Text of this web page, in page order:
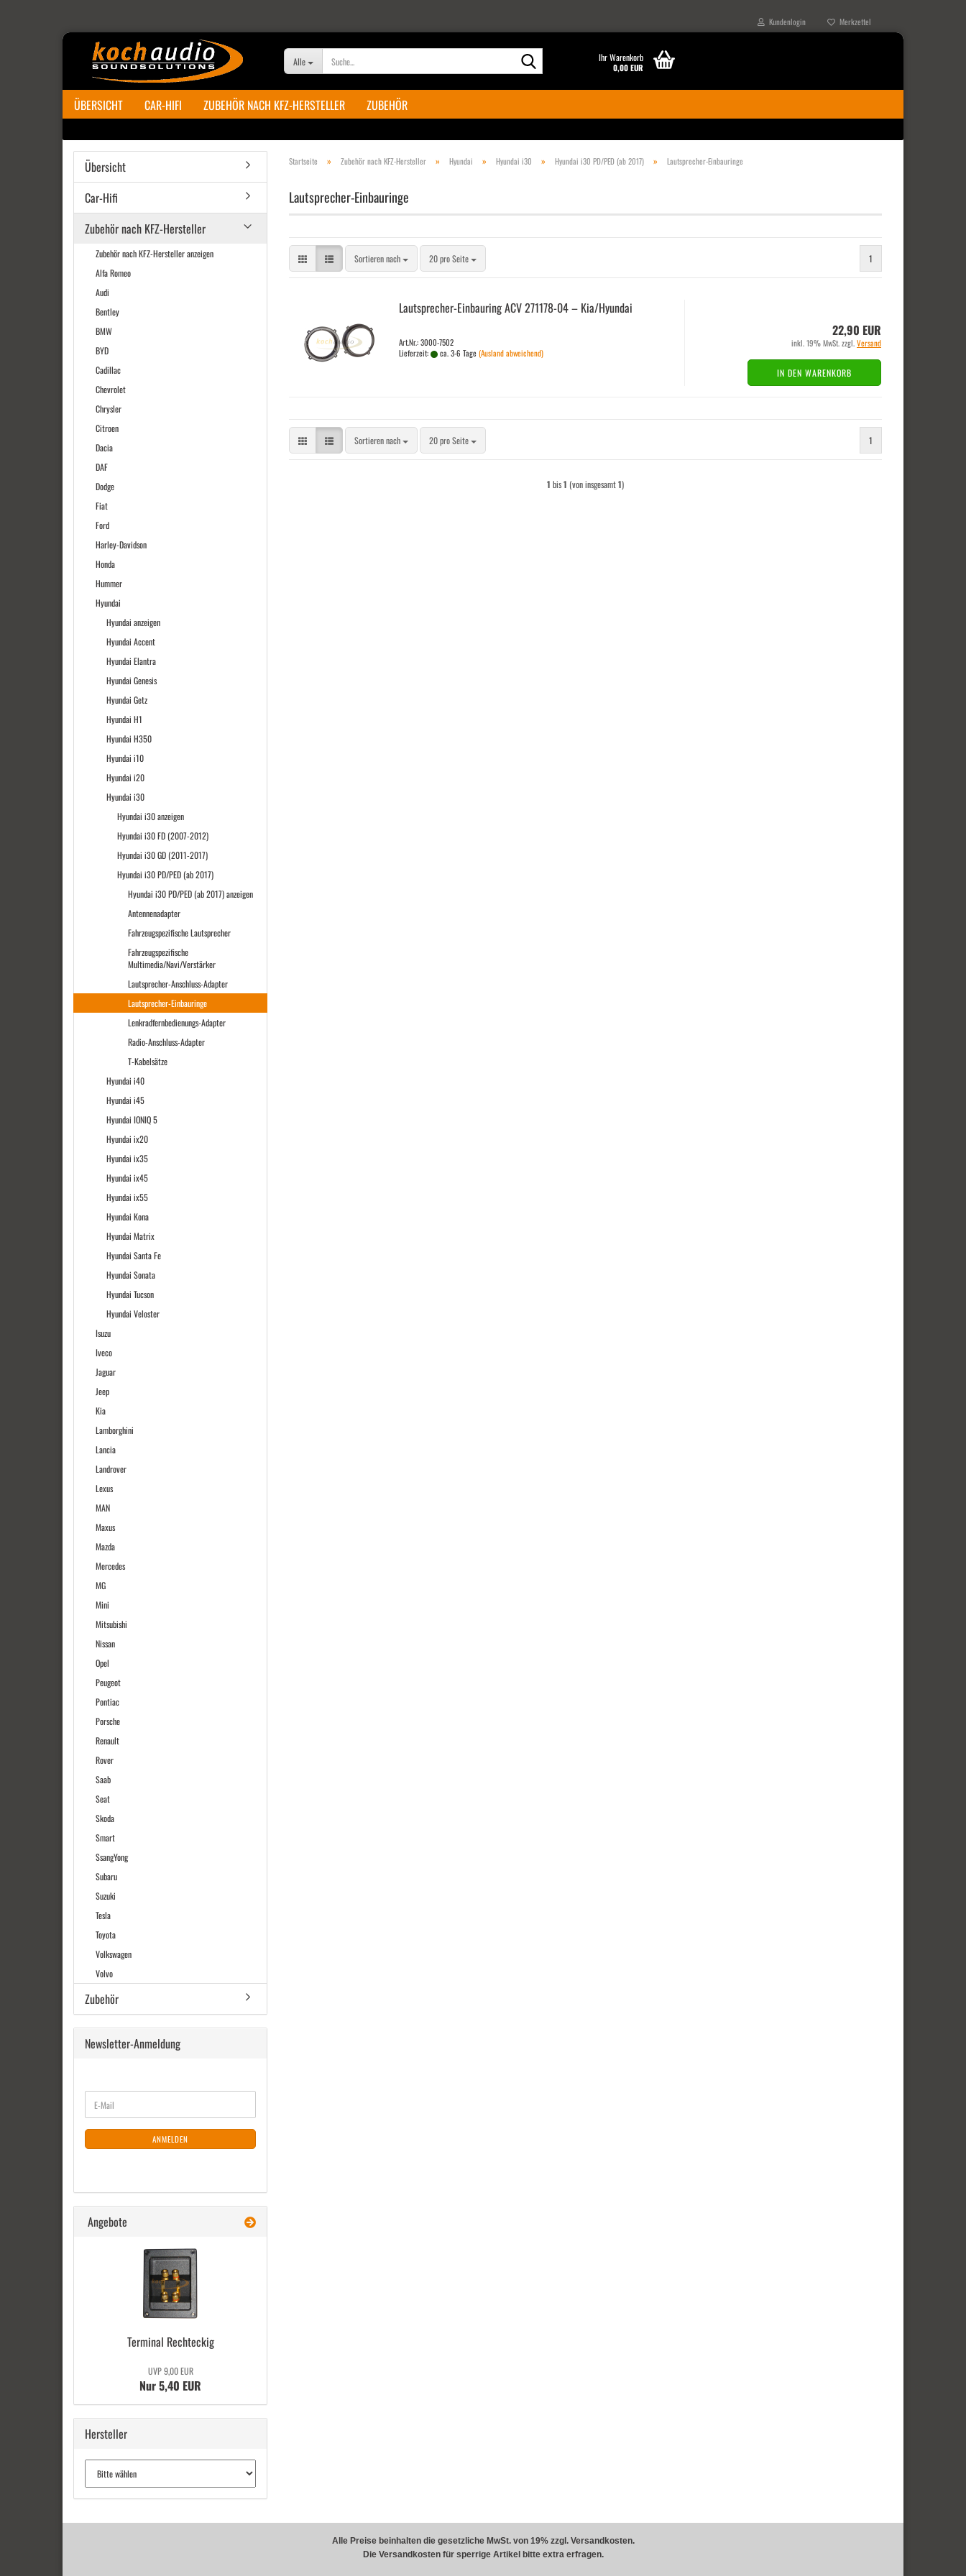
Kundenlogin Merkzettel
Alle Ihr Warenkorb
0,00 EUR
ÜBERSICHT CAR-HIFI ZUBEHÖR NACH KFZ-HERSTELLER ZUBEHÖR
Startseite » Zubehör nach KFZ-Hersteller » Hyundai » Hyundai i30 » Hyundai i30 PD/PED (ab 2017) » Lautsprecher-Einbauringe
Lautsprecher-Einbauringe
Sortieren nach
Sortieren nach 20 pro Seite
pro Seite 1
Lautsprecher-​​Ein­bau­ring ACV 271178-​​04 – Kia/Hyundai
Art.Nr.: 3000-7502
Lieferzeit:
ca. 3-6 Tage(Ausland abweichend)
22,90 EUR
inkl. 19% MwSt. zzgl.Versand
IN DEN WARENKORB
Sortieren nach
Sortieren nach 20 pro Seite
pro Seite 1
1 bis1 (von insgesamt1)
Übersicht
Car-Hifi
Zubehör nach KFZ-Hersteller
Zubehör nach KFZ-Hersteller anzeigen
Alfa Romeo
Audi
Bentley
BMW
BYD
Cadillac
Chevrolet
Chrysler
Citroen
Dacia
DAF
Dodge
Fiat
Ford
Harley-Davidson
Honda
Hummer
Hyundai
Hyundai anzeigen
Hyundai Accent
Hyundai Elantra
Hyundai Genesis
Hyundai Getz
Hyundai H1
Hyundai H350
Hyundai i10
Hyundai i20
Hyundai i30
Hyundai i30 anzeigen
Hyundai i30 FD (2007-2012)
Hyundai i30 GD (2011-2017)
Hyundai i30 PD/PED (ab 2017)
Hyundai i30 PD/PED (ab 2017) anzeigen
Antennenadapter
Fahrzeugspezifische Lautsprecher
Fahrzeugspezifische
Multimedia/Navi/Verstärker
Lautsprecher-Anschluss-Adapter
Lautsprecher-Einbauringe
Lenkradfernbedienungs-Adapter
Radio-Anschluss-Adapter
T-Kabelsätze
Hyundai i40
Hyundai i45
Hyundai IONIQ 5
Hyundai ix20
Hyundai ix35
Hyundai ix45
Hyundai ix55
Hyundai Kona
Hyundai Matrix
Hyundai Santa Fe
Hyundai Sonata
Hyundai Tucson
Hyundai Veloster
Isuzu
Iveco
Jaguar
Jeep
Kia
Lamborghini
Lancia
Landrover
Lexus
MAN
Maxus
Mazda
Mercedes
MG
Mini
Mitsubishi
Nissan
Opel
Peugeot
Pontiac
Porsche
Renault
Rover
Saab
Seat
Skoda
Smart
SsangYong
Subaru
Suzuki
Tesla
Toyota
Volkswagen
Volvo
Zubehör
Newsletter-Anmeldung
ZUR
NEWSLETTER-
ANMELDUNG
E-
Mail
ANMELDEN
Angebote
Ter­mi­nal Recht­eckig
UVP 9,00 EUR
Nur 5,40 EUR
Hersteller
Alle Preise beinhalten die gesetzliche MwSt. von 19% zzgl. Versandkosten.
Die Versandkosten für sperrige Artikel bitte extra erfragen.